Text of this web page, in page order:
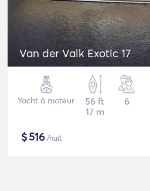
Van der Valk Exotic 17
Yacht à moteur
56 ft
17 m
6
$516/nuit